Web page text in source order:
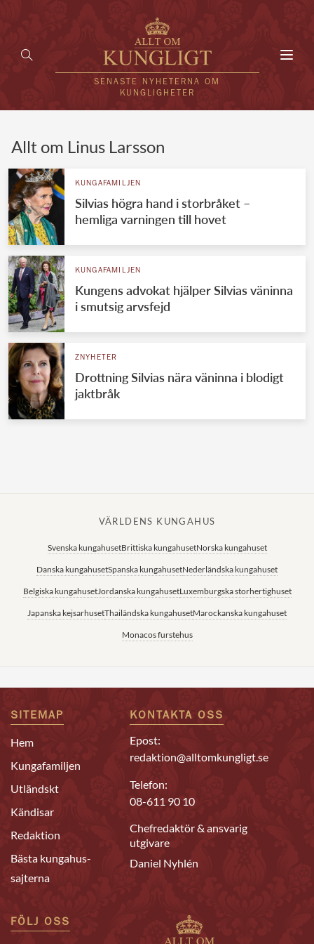
SENASTE NYHETERNA OM
KUNGLIGHETER
UTLÄNDSKT
VÄRLDENS KUNGAHUS
Svenska kungahuset
Brittiska kungahuset
Danska kungahuset
Spanska kungahuset
REDAKTION
Allt om Linus Larsson
KUNGAFAMILJEN
Silvias högra hand i storbråket –
hemliga varningen till hovet
KUNGAFAMILJEN
Kungens advokat hjälper Silvias väninna
i smutsig arvsfejd
ZNYHETER
Drottning Silvias nära väninna i blodigt
jaktbråk
VÄRLDENS KUNGAHUS
Svenska kungahusetBrittiska kungahusetNorska kungahuset
Danska kungahusetSpanska kungahusetNederländska kungahuset
Belgiska kungahusetJordanska kungahusetLuxemburgska storhertighuset
Japanska kejsarhusetThailändska kungahusetMarockanska kungahuset
Monacos furstehus
SITEMAP
Hem
Kungafamiljen
Utländskt
Kändisar
Redaktion
Bästa kungahus-
sajterna
KONTAKTA OSS
Epost:
redaktion@alltomkungligt.se
Telefon:
08-611 90 10
Chefredaktör & ansvarig
utgivare
Daniel Nyhlén
FÖLJ OSS